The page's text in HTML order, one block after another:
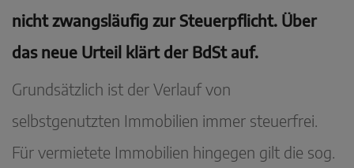
nicht zwangsläufig zur Steuerpflicht. Über
das neue Urteil klärt der BdSt auf.
Grundsätzlich ist der Verlauf von
selbstgenutzten Immobilien immer steuerfrei.
Für vermietete Immobilien hingegen gilt die sog.